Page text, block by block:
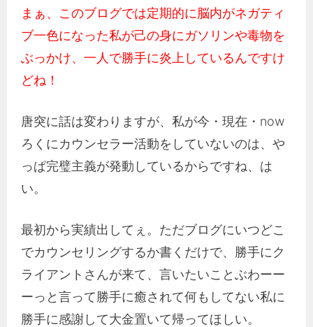
まぁ、このブログでは定期的に脳内がネガティ
ブ一色になった私が己の身にガソリンや毒物を
ぶっかけ、一人で勝手に炎上しているんですけ
どね！
唐突に話は変わりますが、私が今・現在・now
ろくにカウンセラー活動をしていないのは、や
っぱ完璧主義が発動しているからですね、は
い。
最初から実績出してぇ。ただブログにいつどこ
でカウンセリングするか書くだけで、勝手にク
ライアントさんが来て、言いたいことぶわーー
ーっと言って勝手に癒されて何もしてない私に
勝手に感謝して大金置いて帰ってほしい。